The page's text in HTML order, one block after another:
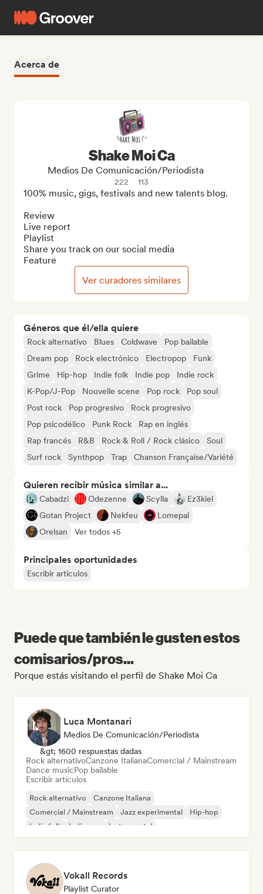
Acerca de
Géneros que él/ella quiere
Rock alternativo Blues Coldwave
Pop bailable
Dream pop
Rock electrónico Electropop
Funk
Grime
Hip-hop Indie folk Indie pop
Indie rock
K-Pop/J-Pop
Nouvelle scene Pop rock
Pop soul
Post rock
Pop progresivo
Rock progresivo
Pop psicodélico
Punk Rock
Rap en inglés
Rap francés
R&B Rock & Roll / Rock clásico
Soul
Surf rock
Synthpop Trap Chanson Française/Variété
Quieren recibir música similar a...
Cabadzi Odezenne Scylla
Ez3kiel
Gotan Project
Nekfeu
Lomepal
Orelsan
Ver todos +5
Principales oportunidades
Escribir artículos
Shake Moi Ca
Medios De Comunicación/Periodista
222 113
100% music, gigs, festivals and new talents blog.
Review
Live report
Playlist
Share you track on our social media
Feature
Ver curadores similares
Puede que también le gusten estos
comisarios/pros...
Porque estás visitando el perfil de Shake Moi Ca
Luca Montanari
Medios De Comunicación/Periodista
&gt; 1600 respuestas dadas
Rock alternativoCanzone ItalianaComercial / Mainstream
Dance musicPop bailable
Escribir artículos
Rock alternativo
Canzone Italiana
Comercial / Mainstream
Jazz experimental
Hip-hop
Indie folk
Indie pop Instrumental
Vokall Records
Playlist Curator